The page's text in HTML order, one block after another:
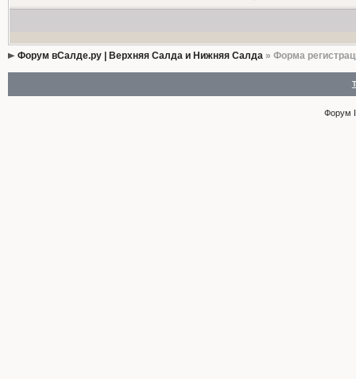
Форум вСалде.ру | Верхняя Салда и Нижняя Салда» Форма
Форум